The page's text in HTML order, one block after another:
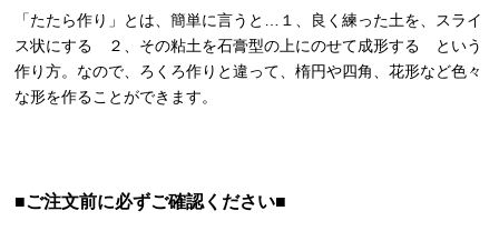
「たたら作り」とは、簡単に言うと…１、良く練った土を、スライ
ス状にする ２、その粘土を石膏型の上にのせて成形する という
作り方。なので、ろくろ作りと違って、楕円や四角、花形など色々
な形を作ることができます。
■ご注文前に必ずご確認ください■